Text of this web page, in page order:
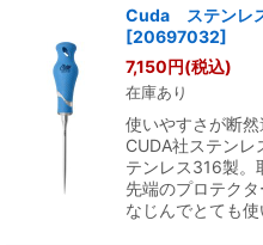
Cuda ステンレ
[20697032]
7,150円(税込)
在庫あり
使いやすさが断
CUDA社ステンレ
テンレス316製。
先端のプロテク
なじんでとても